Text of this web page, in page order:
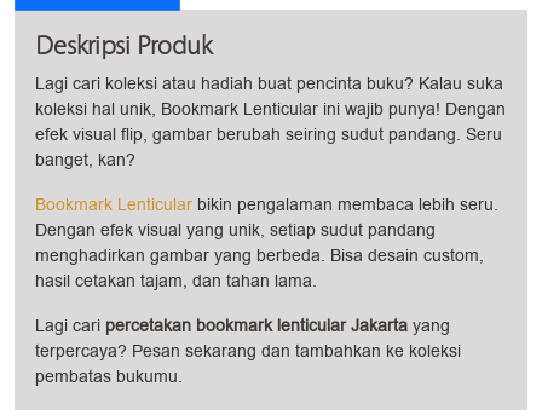
Deskripsi Produk
Lagi cari koleksi atau hadiah buat pencinta buku? Kalau suka
koleksi hal unik, Bookmark Lenticular ini wajib punya! Dengan
efek visual flip, gambar berubah seiring sudut pandang. Seru
banget, kan?
Bookmark Lenticular bikin pengalaman membaca lebih seru.
Dengan efek visual yang unik, setiap sudut pandang
menghadirkan gambar yang berbeda. Bisa desain custom,
hasil cetakan tajam, dan tahan lama.
Lagi cari percetakan bookmark lenticular Jakarta yang
terpercaya? Pesan sekarang dan tambahkan ke koleksi
pembatas bukumu.